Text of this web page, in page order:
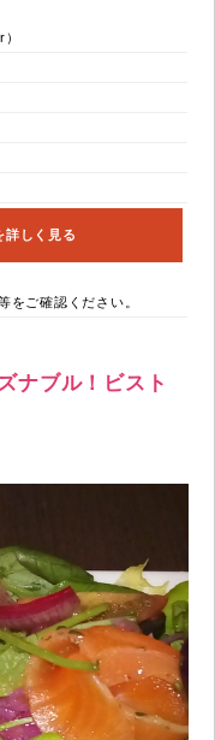
詳しく見る
をご確認ください。
ナブル！ビスト